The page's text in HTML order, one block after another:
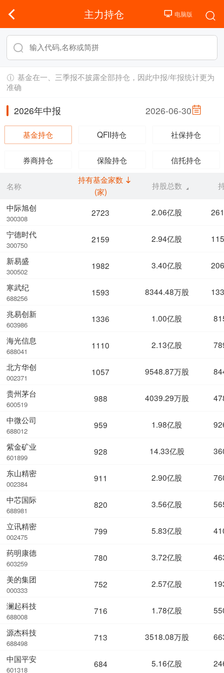
主力持仓
基金在一、三季报不披露全部持仓，因此中报/年报统计更为
准确
2026年中报 2026-06-30
基金持仓 QFII持仓 社保持仓
券商持仓 保险持仓 信托持仓
名称
中际旭创
300308
宁德时代
300750
新易盛
300502
寒武纪
688256
兆易创新
603986
海光信息
688041
北方华创
002371
贵州茅台
600519
中微公司
688012
紫金矿业
601899
东山精密
002384
中芯国际
688981
立讯精密
002475
药明康德
603259
美的集团
000333
澜起科技
688008
源杰科技
688498
中国平安
601318
持有基金家数
(家)
持股总数
2723 2.06亿股
2159 2.94亿股
1982 3.40亿股
1593 8344.48万股
1336 1.00亿股
1110 2.13亿股
1057 9548.87万股
988 4039.29万股
959 1.98亿股
928 14.33亿股
911 2.90亿股
820 3.56亿股
799 5.83亿股
780 3.72亿股
752 2.57亿股
716 1.78亿股
713 3518.08万股
684 5.16亿股